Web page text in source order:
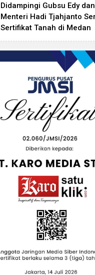
Didampingi Gubsu Edy
Menteri Hadi Tjahjanto
Sertifikat Tanah di Medan